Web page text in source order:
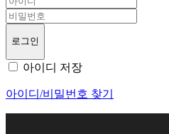
로그인
아이디 저장
아이디/비밀번호 찾기